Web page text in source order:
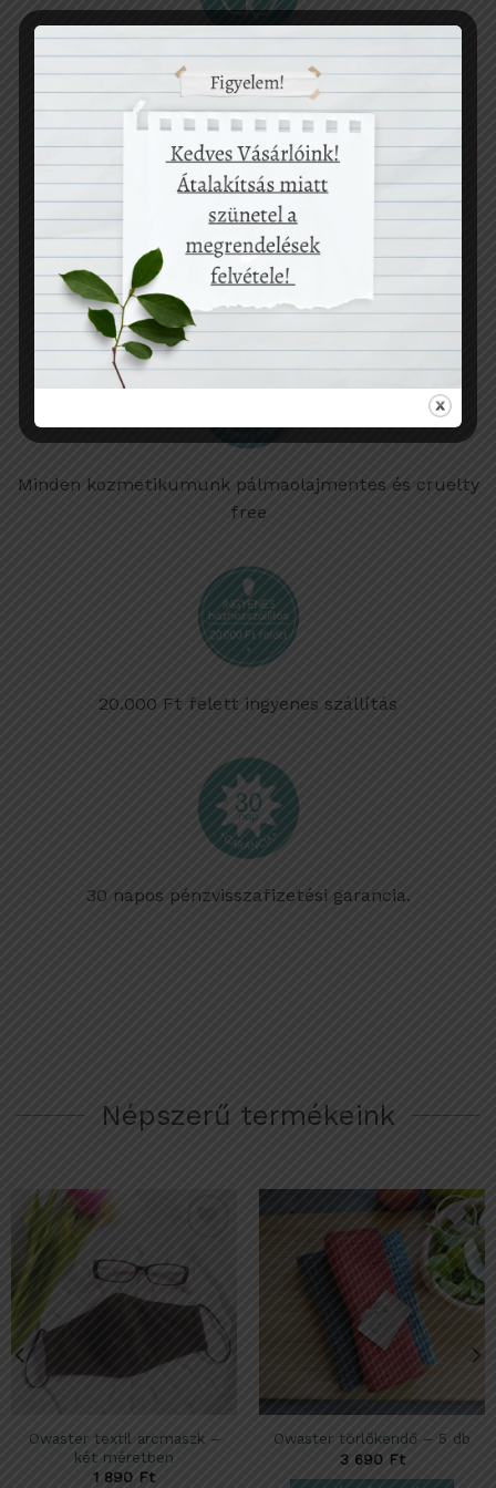
Termékeink 100%-ban újrahasznosított papír
csomagolásban érkeznek hozzád.
Vegán termékeket is találsz nálunk.
Minden kozmetikumunk pálmaolajmentes és cruelty
free
20.000 Ft felett ingyenes szállítás
30 napos pénzvisszafizetési garancia.
Népszerű termékeink
Kedvencekhez
adom
Owaster textil arcmaszk –
két méretben
1 890 Ft
Kedvencekhez
adom
Owaster törlőkendő – 5 db
3 690 Ft